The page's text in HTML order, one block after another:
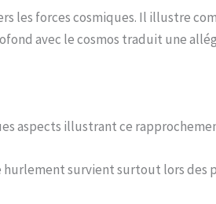
les forces cosmiques. Il illustre
avec le cosmos traduit une
aspects illustrant ce
hurlement survient surtout lors des